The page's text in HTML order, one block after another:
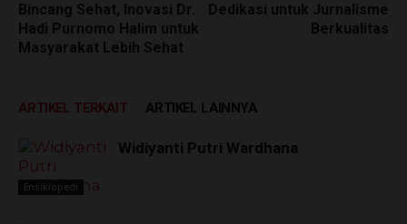
Bincang Sehat, Inovasi Dr.
Hadi Purnomo Halim untuk
Masyarakat Lebih Sehat
Dedikasi untuk Jurnalisme
Berkualitas
ARTIKEL TERKAIT ARTIKEL LAINNYA
Ensiklopedi
Widiyanti Putri Wardhana